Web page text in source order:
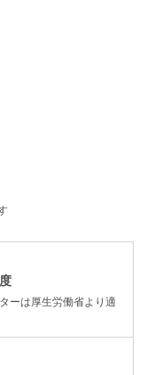
ーは厚生労働省より適